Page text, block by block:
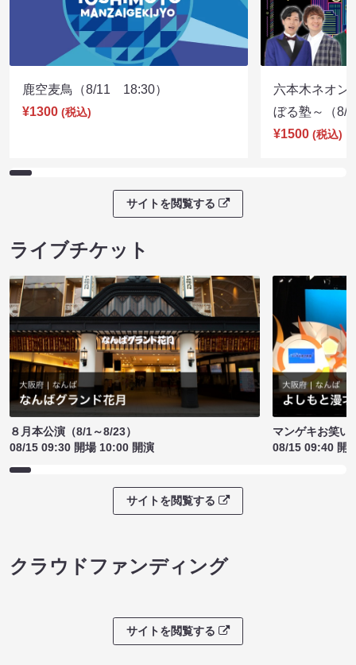
鹿空麦鳥（8/11 18:30）
¥1300 (税込)
六本木ネオン
ぼる塾～（
¥1500 (税込)
サイトを閲覧する
ライブチケット
８月本公演（8/1～8/23）
08/15 09:30 開場 10:00 開演
マンゲキお笑い
08/15 09:40 開
サイトを閲覧する
クラウドファンディング
サイトを閲覧する